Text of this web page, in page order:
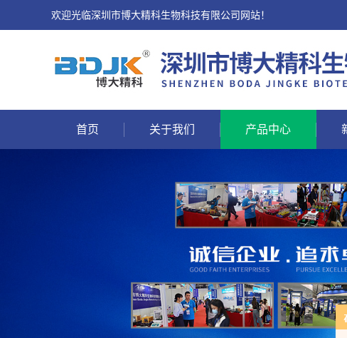
欢迎光临深圳市博大精科生物科技有限公司网站！
首页 关于我们 产品中心